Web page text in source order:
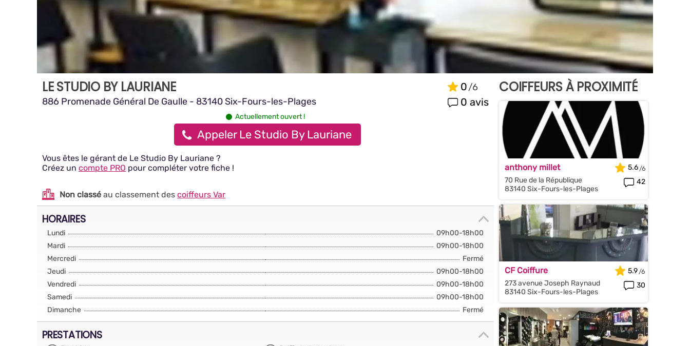
LE STUDIO BY LAURIANE
886 Promenade Général De Gaulle - 83140 Six-Fours-les-Plages
0
0 avis
Actuellement ouvert !
Appeler Le Studio By Lauriane
Vous êtes le gérant de Le Studio By Lauriane ?
Créez un compte PRO pour compléter votre fiche !
Non classé au classement des coiffeurs Var
HORAIRES
Lundi
09h00-18h00
Mardi
09h00-18h00
Mercredi
Fermé
Jeudi
09h00-18h00
Vendredi
09h00-18h00
Samedi
09h00-18h00
Dimanche
Fermé
PRESTATIONS
COIFFEURS À PROXIMITÉ
anthony millet
70 Rue de la République
83140 Six-Fours-les-Plages
5.6
42
CF Coiffure
273 avenue Joseph Raynaud
83140 Six-Fours-les-Plages
5.9
30